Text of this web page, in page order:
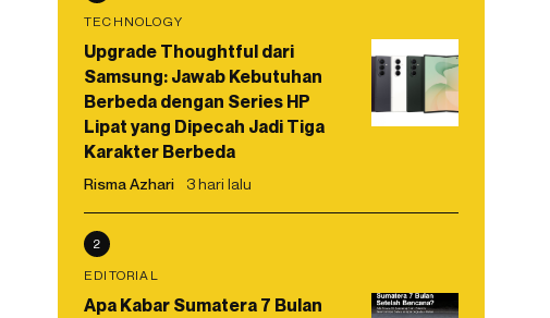
TECHNOLOGY
Upgrade Thoughtful dari
Samsung: Jawab Kebutuhan
Berbeda dengan Series HP
Lipat yang Dipecah Jadi Tiga
Karakter Berbeda
Risma Azhari 3 hari lalu
2
EDITORIAL
Apa Kabar Sumatera 7 Bulan